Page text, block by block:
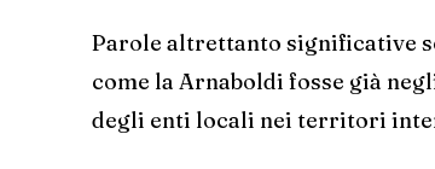
Parole altrettanto significative
come la Arnaboldi fosse già
degli enti locali nei territori